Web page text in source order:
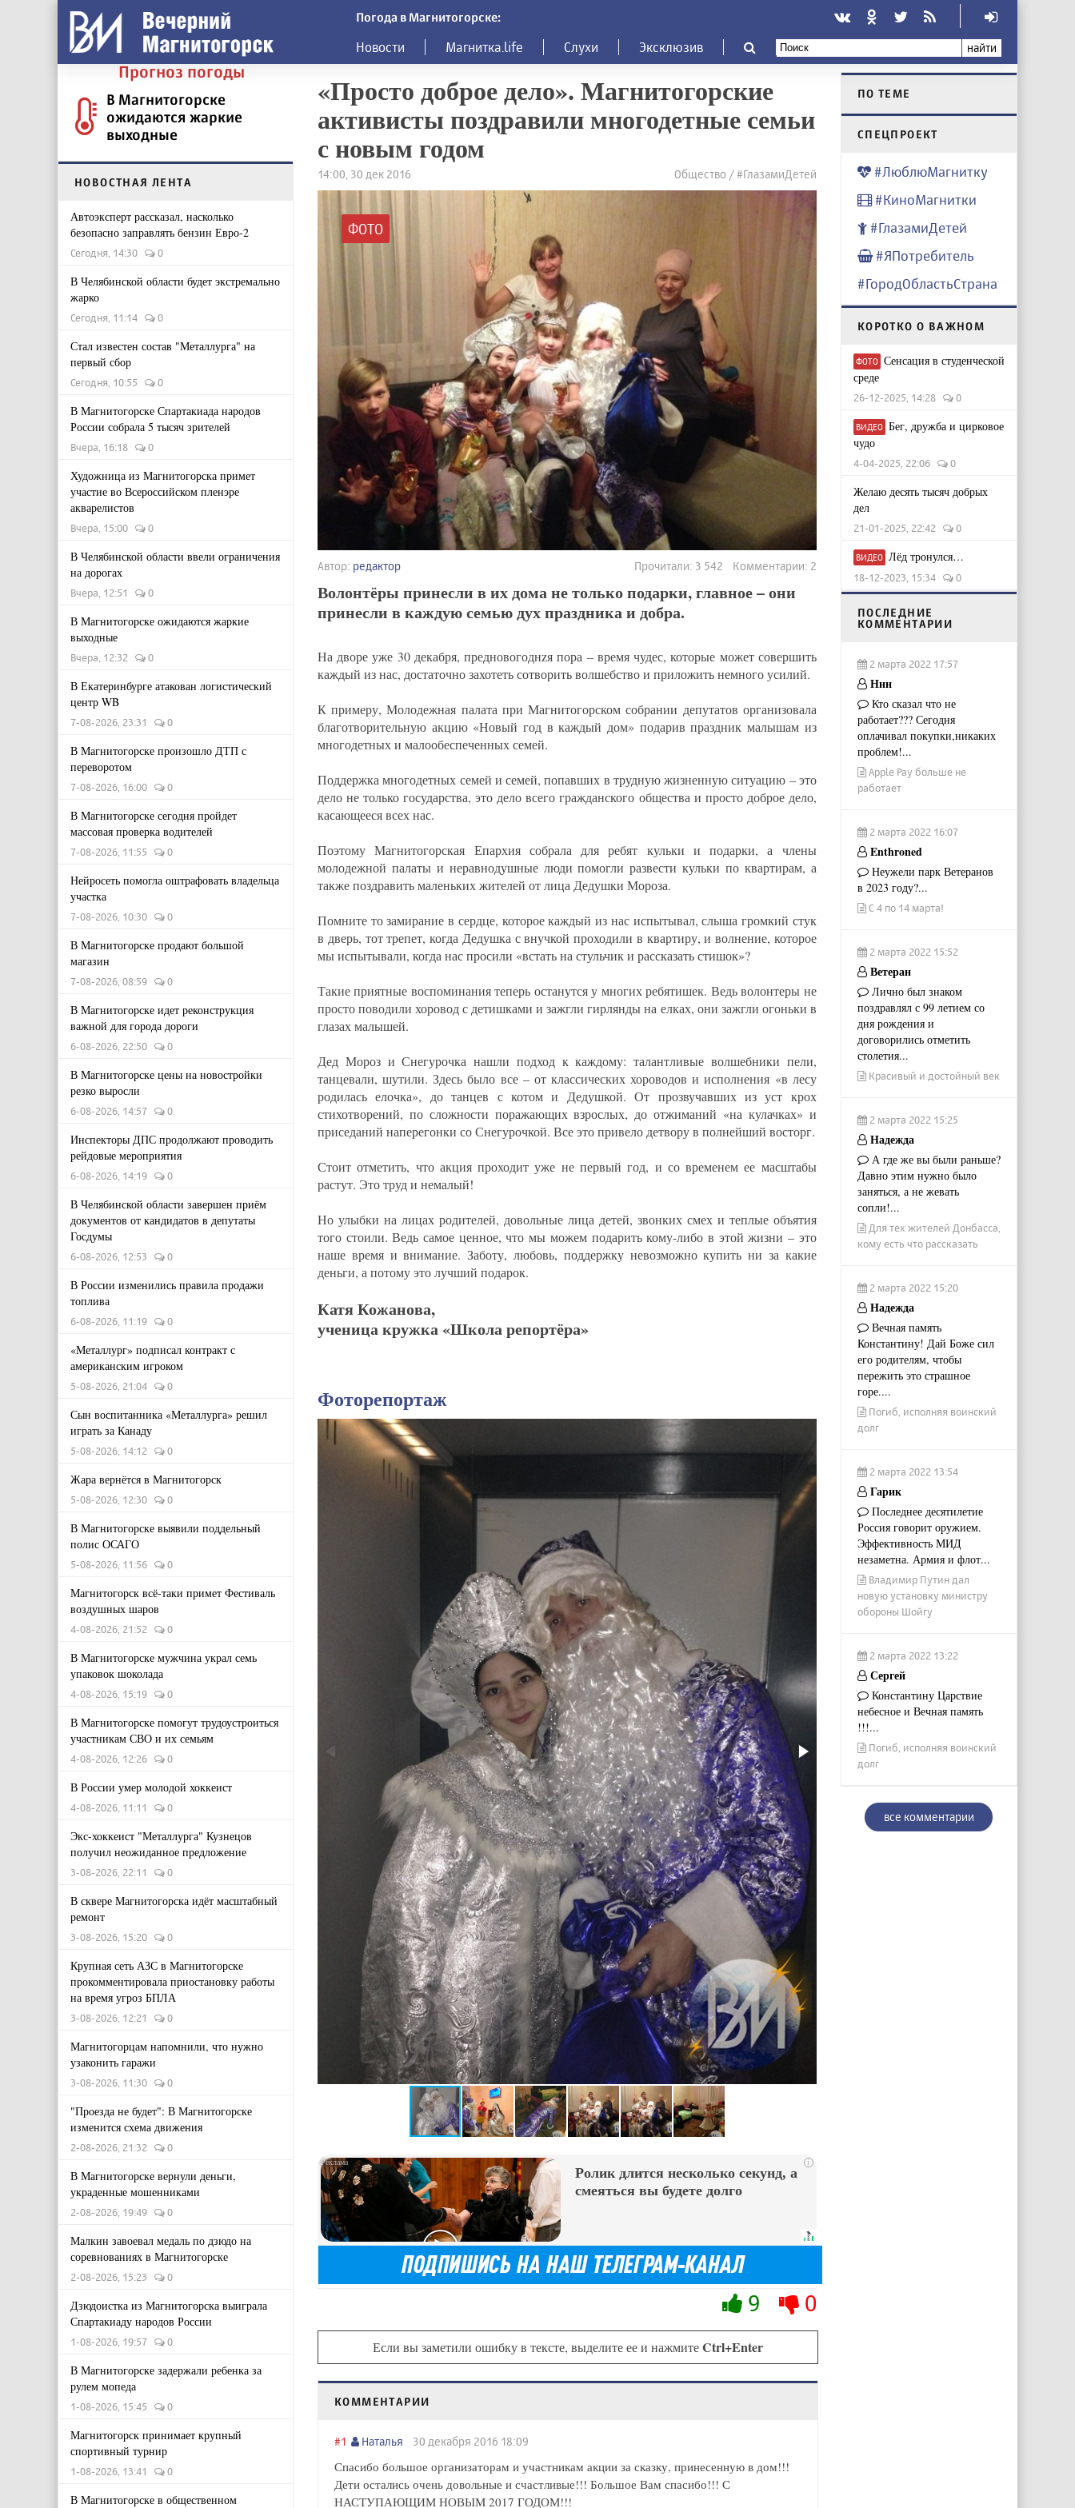
Погода в Магнитогорске:
Новости Магнитка.life Слухи Эксклюзив найти
Прогноз погоды
В Магнитогорске
ожидаются жаркие
выходные
НОВОСТНАЯ ЛЕНТА
Автоэксперт рассказал, насколько
безопасно заправлять бензин Евро-2
Сегодня, 14:30 0
В Челябинской области будет экстремально
жарко
Сегодня, 11:14 0
Стал известен состав "Металлурга" на
первый сбор
Сегодня, 10:55 0
В Магнитогорске Спартакиада народов
России собрала 5 тысяч зрителей
Вчера, 16:18 0
Художница из Магнитогорска примет
участие во Всероссийском пленэре
акварелистов
Вчера, 15:00 0
В Челябинской области ввели ограничения
на дорогах
Вчера, 12:51 0
В Магнитогорске ожидаются жаркие
выходные
Вчера, 12:32 0
В Екатеринбурге атакован логистический
центр WB
7-08-2026, 23:31 0
В Магнитогорске произошло ДТП с
переворотом
7-08-2026, 16:00 0
В Магнитогорске сегодня пройдет
массовая проверка водителей
7-08-2026, 11:55 0
Нейросеть помогла оштрафовать владельца
участка
7-08-2026, 10:30 0
В Магнитогорске продают большой
магазин
7-08-2026, 08:59 0
В Магнитогорске идет реконструкция
важной для города дороги
6-08-2026, 22:50 0
В Магнитогорске цены на новостройки
резко выросли
6-08-2026, 14:57 0
Инспекторы ДПС продолжают проводить
рейдовые мероприятия
6-08-2026, 14:19 0
В Челябинской области завершен приём
документов от кандидатов в депутаты
Госдумы
6-08-2026, 12:53 0
В России изменились правила продажи
топлива
6-08-2026, 11:19 0
«Металлург» подписал контракт с
американским игроком
5-08-2026, 21:04 0
Сын воспитанника «Металлурга» решил
играть за Канаду
5-08-2026, 14:12 0
Жара вернётся в Магнитогорск
5-08-2026, 12:30 0
В Магнитогорске выявили поддельный
полис ОСАГО
5-08-2026, 11:56 0
Магнитогорск всё-таки примет Фестиваль
воздушных шаров
4-08-2026, 21:52 0
В Магнитогорске мужчина украл семь
упаковок шоколада
4-08-2026, 15:19 0
В Магнитогорске помогут трудоустроиться
участникам СВО и их семьям
4-08-2026, 12:26 0
В России умер молодой хоккеист
4-08-2026, 11:11 0
Экс-хоккеист "Металлурга" Кузнецов
получил неожиданное предложение
3-08-2026, 22:11 0
В сквере Магнитогорска идёт масштабный
ремонт
3-08-2026, 15:20 0
Крупная сеть АЗС в Магнитогорске
прокомментировала приостановку работы
на время угроз БПЛА
3-08-2026, 12:21 0
Магнитогорцам напомнили, что нужно
узаконить гаражи
3-08-2026, 11:30 0
"Проезда не будет": В Магнитогорске
изменится схема движения
2-08-2026, 21:32 0
В Магнитогорске вернули деньги,
украденные мошенниками
2-08-2026, 19:49 0
Малкин завоевал медаль по дзюдо на
соревнованиях в Магнитогорске
2-08-2026, 15:23 0
Дзюдоистка из Магнитогорска выиграла
Спартакиаду народов России
1-08-2026, 19:57 0
В Магнитогорске задержали ребенка за
рулем мопеда
1-08-2026, 15:45 0
Магнитогорск принимает крупный
спортивный турнир
1-08-2026, 13:41 0
В Магнитогорске в общественном
«Просто доброе дело». Магнитогорские
активисты поздравили многодетные семьи
с новым годом
14:00, 30 дек 2016 Общество / #ГлазамиДетей
ФОТО
Автор: редактор Прочитали: 3 542 Комментарии: 2
Волонтёры принесли в их дома не только подарки, главное – они
принесли в каждую семью дух праздника и добра.
На дворе уже 30 декабря, предновогоднzя пора – время чудес, которые может совершить
каждый из нас, достаточно захотеть сотворить волшебство и приложить немного усилий.
К примеру, Молодежная палата при Магнитогорском собрании депутатов организовала
благотворительную акцию «Новый год в каждый дом» подарив праздник малышам из
многодетных и малообеспеченных семей.
Поддержка многодетных семей и семей, попавших в трудную жизненную ситуацию – это
дело не только государства, это дело всего гражданского общества и просто доброе дело,
касающееся всех нас.
Поэтому Магнитогорская Епархия собрала для ребят кульки и подарки, а члены
молодежной палаты и неравнодушные люди помогли развести кульки по квартирам, а
также поздравить маленьких жителей от лица Дедушки Мороза.
Помните то замирание в сердце, которое каждый из нас испытывал, слыша громкий стук
в дверь, тот трепет, когда Дедушка с внучкой проходили в квартиру, и волнение, которое
мы испытывали, когда нас просили «встать на стульчик и рассказать стишок»?
Такие приятные воспоминания теперь останутся у многих ребятишек. Ведь волонтеры не
просто поводили хоровод с детишками и зажгли гирлянды на елках, они зажгли огоньки в
глазах малышей.
Дед Мороз и Снегурочка нашли подход к каждому: талантливые волшебники пели,
танцевали, шутили. Здесь было все – от классических хороводов и исполнения «в лесу
родилась елочка», до танцев с котом и Дедушкой. От прозвучавших из уст крох
стихотворений, по сложности поражающих взрослых, до отжиманий «на кулачках» и
приседаний наперегонки со Снегурочкой. Все это привело детвору в полнейший восторг.
Стоит отметить, что акция проходит уже не первый год, и со временем ее масштабы
растут. Это труд и немалый!
Но улыбки на лицах родителей, довольные лица детей, звонких смех и теплые объятия
того стоили. Ведь самое ценное, что мы можем подарить кому-либо в этой жизни – это
наше время и внимание. Заботу, любовь, поддержку невозможно купить ни за какие
деньги, а потому это лучший подарок.
Катя Кожанова,
ученица кружка «Школа репортёра»
Фоторепортаж
i
Ролик длится несколько секунд, а
смеяться вы будете долго
9 0
Если вы заметили ошибку в тексте, выделите ее и нажмитеCtrl+Enter
КОММЕНТАРИИ
#1 Наталья 30 декабря 2016 18:09
Спасибо большое организаторам и участникам акции за сказку, принесенную в дом!!!
Дети остались очень довольные и счастливые!!! Большое Вам спасибо!!! С
НАСТУПАЮЩИМ НОВЫМ 2017 ГОДОМ!!!
ПО ТЕМЕ
CПЕЦПРОЕКТ
#ЛюблюМагнитку
#КиноМагнитки
#ГлазамиДетей
#ЯПотребитель
#ГородОбластьСтрана
КОРОТКО О ВАЖНОМ
ФОТО Сенсация в студенческой
среде
26-12-2025, 14:28 0
ВИДЕО Бег, дружба и цирковое
чудо
4-04-2025, 22:06 0
Желаю десять тысяч добрых
дел
21-01-2025, 22:42 0
ВИДЕО Лёд тронулся…
18-12-2023, 15:34 0
ПОСЛЕДНИЕ
КОММЕНТАРИИ
2 марта 2022 17:57
Ннн
Кто сказал что не
работает??? Сегодня
оплачивал покупки,никаких
проблем!...
Apple Pay больше не
работает
2 марта 2022 16:07
Enthroned
Неужели парк Ветеранов
в 2023 году?...
С 4 по 14 марта!
2 марта 2022 15:52
Ветеран
Лично был знаком
поздравлял с 99 летием со
дня рождения и
договорились отметить
столетия...
Красивый и достойный век
2 марта 2022 15:25
Надежда
А где же вы были раньше?
Давно этим нужно было
заняться, а не жевать
сопли!...
Для тех жителей Донбасса,
кому есть что рассказать
2 марта 2022 15:20
Надежда
Вечная память
Константину! Дай Боже сил
его родителям, чтобы
пережить это страшное
горе....
Погиб, исполняя воинский
долг
2 марта 2022 13:54
Гарик
Последнее десятилетие
Россия говорит оружием.
Эффективность МИД
незаметна. Армия и флот...
Владимир Путин дал
новую установку министру
обороны Шойгу
2 марта 2022 13:22
Сергей
Константину Царствие
небесное и Вечная память
!!!...
Погиб, исполняя воинский
долг
все комментарии